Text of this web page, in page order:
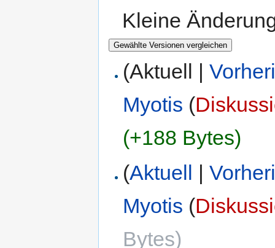
Kleine
(Aktuell |
Myotis (
(+188 Bytes)
(Aktuell |
Myotis (
Bytes)